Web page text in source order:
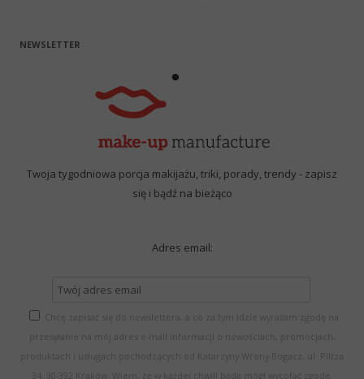
NEWSLETTER
Twoja tygodniowa porcja makijażu, triki, porady, trendy - zapisz
się i bądź na bieżąco
Adres email:
Chcę zapisać się do newslettera, a co za tym idzie wyrażam zgodę na
przesyłanie na mój adres e-mail informacji o nowościach, promocjach,
produktach i usługach pochodzących od Katarzyny Wrony-Bogacz, ul. Piltza
34, 30-392 Kraków. Wiem, że w każdej chwili będę mógł wycofać zgodę.